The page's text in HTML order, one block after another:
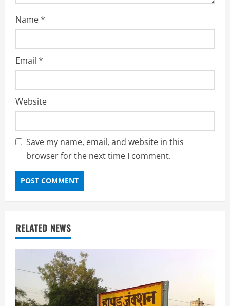
Name*
Email *
Website
Save my name, email, and website in this
browser for the next time I comment.
RELATED NEWS